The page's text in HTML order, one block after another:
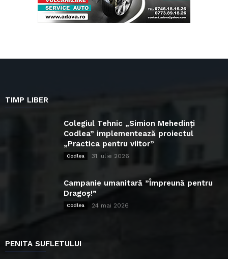
TIMP LIBER
Colegiul Tehnic „Simion Mehedinți
Codlea” implementează proiectul
„Practica pentru viitor”
Codlea 31 iulie 2026
Campanie umanitară ”Împreună pentru
Dragoș!”
Codlea 24 mai 2026
PENITA SUFLETULUI